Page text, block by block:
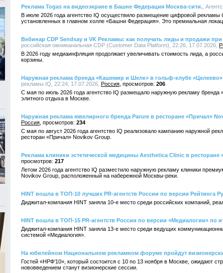
Реклама Togas на видеоэкране в Башне Федерация Москва-сити. ,
В июле 2026 года агентство IQ осуществило размещение цифровой рекламы
установленных в главном холле «Башни Федерация». Это премиальная
Вебинар CDP Sendsay и VK Рекламы: как получать лиды и продажи
российская омниканальная CDP (Customer Data Platform), 22:26, 17.07.2026,
В 2026 году медиаинфляция продолжает увеличивать стоимость лида, а
корзины.
Наружная реклама бренда «Кашемир и Шелк» в гольф-клубе
рекламы IQ, 22:24, 17.07.2026, Россия
206
С мая по июль 2026 года агентство IQ размещало наружную рекламу
элитного отдыха в Москве.
Наружная реклама ювелирного бренда Parure в ресторане «Причал»
Россия
234
С мая по август 2026 года агентство IQ реализовало кампанию наружной
ресторан «Причал» Novikov Group.
Реклама клиники эстетической медицины Aesthetica Clinic в ресторане
217
Летом 2026 года агентство IQ разместило наружную рекламу клиники
Novikov Group, расположенный на набережной Москвы-реки.
HINT вошла в ТОП-10 лучших PR-агентств России по версии Рейтинга
Диджитал-компания HINT заняла 10-е место среди российских компаний,
HINT вошла в ТОП-15 PR-агентств России по версии «Медиалогии» по
Диджитал-компания HINT заняла 13-е место среди ведущих
системой «Медиалогия».
На юбилейном Национальном рекламном форуме пройдут
Гостей «НРФ’10», который состоится с 10 по 13 ноября в Москве, ожидают
нововведением станут визионерские сессии.